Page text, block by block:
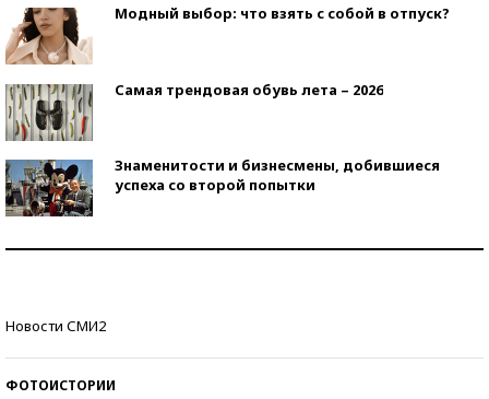
Модный выбор: что взять с собой в отпуск?
Самая трендовая обувь лета – 2026
Знаменитости и бизнесмены, добившиеся
успеха со второй попытки
Новости СМИ2
ФОТОИСТОРИИ